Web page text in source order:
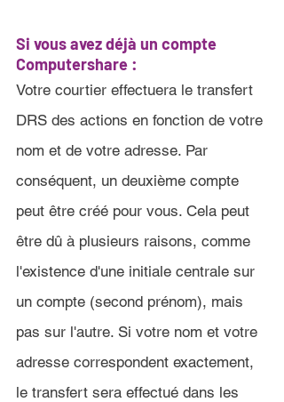
Si vous avez déjà un compte
Computershare :
Votre courtier effectuera le transfert
DRS des actions en fonction de votre
nom et de votre adresse. Par
conséquent, un deuxième compte
peut être créé pour vous. Cela peut
être dû à plusieurs raisons, comme
l'existence d'une initiale centrale sur
un compte (second prénom), mais
pas sur l'autre. Si votre nom et votre
adresse correspondent exactement,
le transfert sera effectué dans les